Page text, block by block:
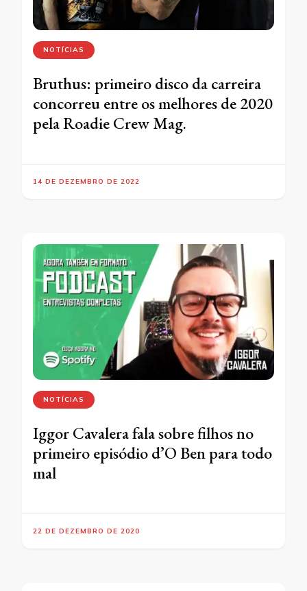
NOTÍCIAS
Bruthus: primeiro disco da carreira
concorreu entre os melhores de 2020
pela Roadie Crew Mag.
14 DE DEZEMBRO DE 2022
NOTÍCIAS
Iggor Cavalera fala sobre filhos no
primeiro episódio d’O Ben para todo
mal
22 DE DEZEMBRO DE 2020